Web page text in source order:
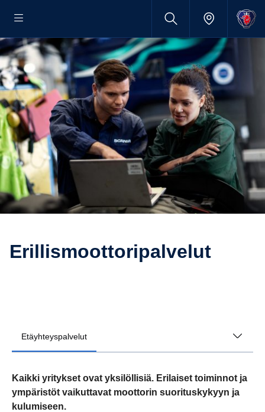
Erillis­moot­to­ri­pal­velut
Etäyhteyspalvelut
Kaikki yritykset ovat yksilöllisiä. Erilaiset toiminnot ja
ympäristöt vaikuttavat moottorin suorituskykyyn ja
kulumiseen.